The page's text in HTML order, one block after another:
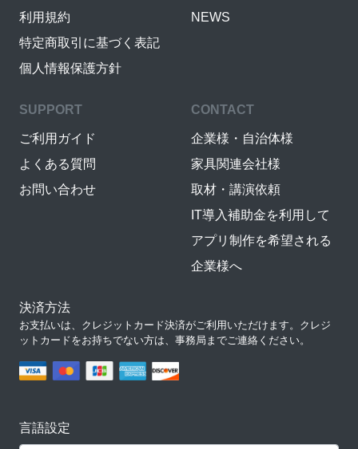
利用規約
特定商取引に基づく表記
個人情報保護方針
NEWS
SUPPORT
ご利用ガイド
よくある質問
お問い合わせ
CONTACT
企業様・自治体様
家具関連会社様
取材・講演依頼
IT導入補助金を利用して
アプリ制作を希望される
企業様へ
決済方法
お支払いは、クレジットカード決済がご利用いただけます。クレジ
ットカードをお持ちでない方は、事務局までご連絡ください。
言語設定